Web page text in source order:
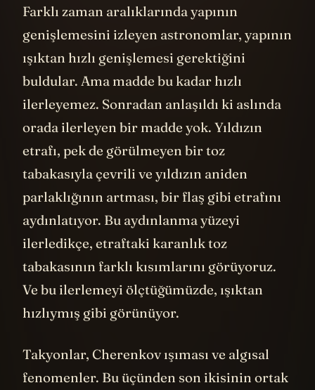
Monocerotis’te de bir benzeri gözlendi.
Farklı zaman aralıklarında yapının
genişlemesini izleyen astronomlar, yapının
ışıktan hızlı genişlemesi gerektiğini
buldular. Ama madde bu kadar hızlı
ilerleyemez. Sonradan anlaşıldı ki aslında
orada ilerleyen bir madde yok. Yıldızın
etrafı, pek de görülmeyen bir toz
tabakasıyla çevrili ve yıldızın aniden
parlaklığının artması, bir flaş gibi etrafını
aydınlatıyor. Bu aydınlanma yüzeyi
ilerledikçe, etraftaki karanlık toz
tabakasının farklı kısımlarını görüyoruz.
Ve bu ilerlemeyi ölçtüğümüzde, ışıktan
Takyonlar, Cherenkov ışıması ve algısal